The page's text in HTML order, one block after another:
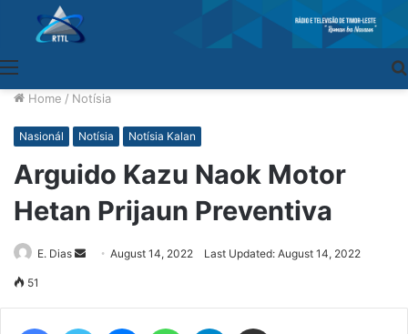
Home / Notísia
Nasionál Notísia Notísia Kalan
Arguido Kazu Naok Motor
Hetan Prijaun Preventiva
E. Dias
SendAugust 14, 2022 Last Updated: August 14, 2022
51